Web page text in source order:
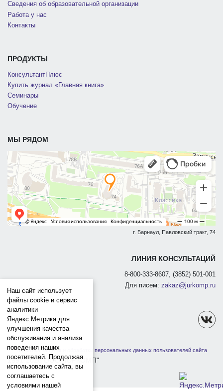
Сведения об образовательной организации
Работа у нас
Контакты
ПРОДУКТЫ
КонсультантПлюс
Купить журнал «Главная книга»
Семинары
Обучение
МЫ РЯДОМ
г. Барнаул, Павловский тракт, 74
ЛИНИЯ КОНСУЛЬТАЦИЙ
8-800-333-8607, (3852) 501-001
Для писем: zakaz@jurkomp.ru
Политика защиты и обработки персональных данных пользователей сайта
1991-2026 ООО "ЮРКОМП"
Наш сайт использует
файлы cookie и сервис
аналитики
Яндекс.Метрика для
улучшения качества
обслуживания и анализа
поведения наших
посетителей. Продолжая
использование сайта, вы
соглашаетесь с
условиями нашей